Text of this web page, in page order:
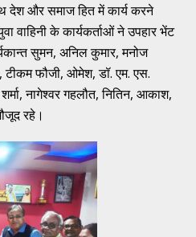
देश और समाज हित में कार्य करने
वाहिनी के कार्यकर्ताओं ने उपहार भेंट
सुमन, अनिल कुमार, मनोज
टीकम फौजी, ओमेश, डॉ. एम. एस.
नागेश्वर गहलौत, नितिन, आकाश,
रहे।